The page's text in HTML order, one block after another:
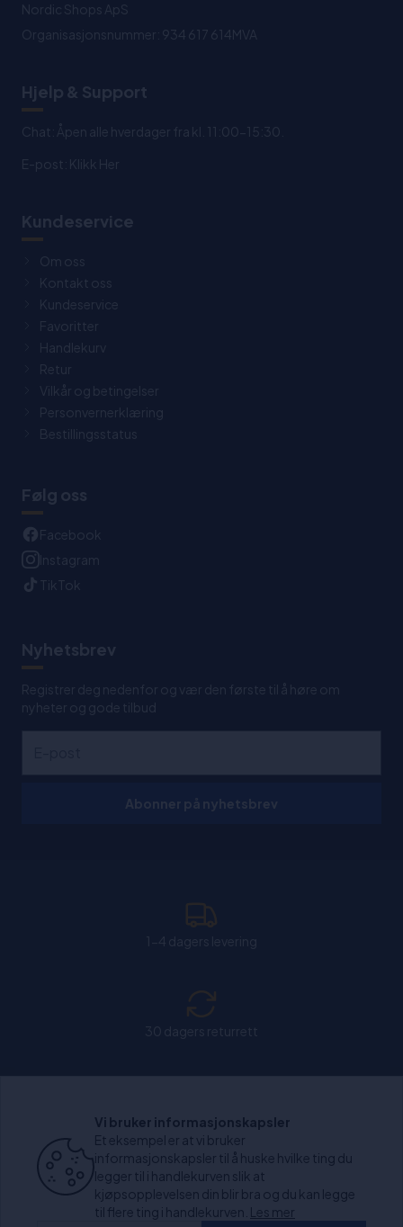
Nordic Shops ApS
Organisasjonsnummer: 934 617 614MVA
Hjelp & Support
Chat: Åpen alle hverdager fra kl. 11:00-15:30.
E-post: Klikk Her
Kundeservice
Om oss
Kontakt oss
Kundeservice
Favoritter
Handlekurv
Retur
Vilkår og betingelser
Personvernerklæring
Bestillingsstatus
Følg oss
Facebook
Instagram
TikTok
Nyhetsbrev
Registrer deg nedenfor og vær den første til å høre om
nyheter og gode tilbud
Chat: Åpen alle hverdager fra kl. 11:00-15:30.
+1000 anmeldelser
Vi bruker informasjonskapsler
Et eksempel er at vi bruker
informasjonskapsler til å huske hvilke ting du
legger til i handlekurven slik at
kjøpsopplevelsen din blir bra og du kan legge
til flere ting i handlekurven. Les mer